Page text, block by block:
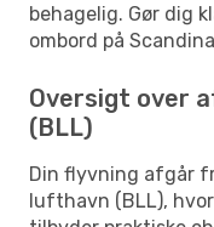
behagelig. Gør dig
ombord på
Oversigt over
(BLL)
Din flyvning afgår
lufthavn (BLL),